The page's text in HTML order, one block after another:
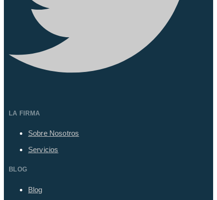
LA FIRMA
Sobre Nosotros
Servicios
BLOG
Blog